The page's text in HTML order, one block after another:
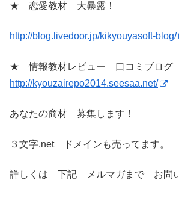
★ 恋愛教材 大暴露！
http://blog.livedoor.jp/kikyouyasoft-blog/
★ 情報教材レビュー 口コミブログ
http://kyouzairepo2014.seesaa.net/
あなたの商材 募集します！
３文字.net ドメインも売ってます。
詳しくは 下記 メルマガまで お問い